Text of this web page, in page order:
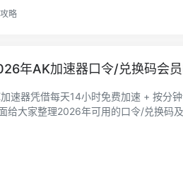
攻略
年AK加速器口令/兑换码会
速器凭借每天14小时免费加速 + 按分
给大家整理2026年可用的口令/兑换码